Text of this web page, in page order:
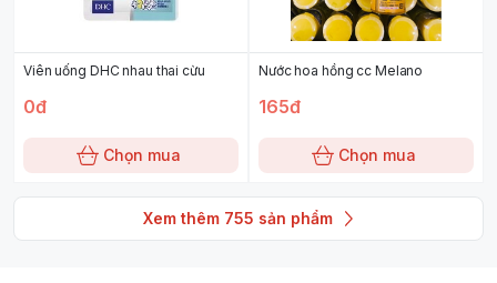
Viên uống DHC nhau thai cừu
0đ
Chọn mua
Nước hoa hồng cc Melano
165đ
Chọn mua
Xem thêm 755 sản phẩm